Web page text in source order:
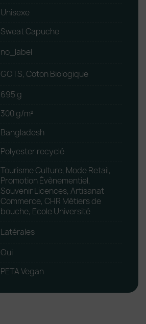
Unisexe
Sweat Capuche
no_label
GOTS, Coton Biologique
695 g
300 g/m²
Bangladesh
Polyester recyclé
Tourisme Culture, Mode Retail,
Promotion Évènementiel,
Souvenir Licences, Artisanat
Commerce, CHR Métiers de
bouche, Ecole Université
Latérales
Oui
PETA Vegan